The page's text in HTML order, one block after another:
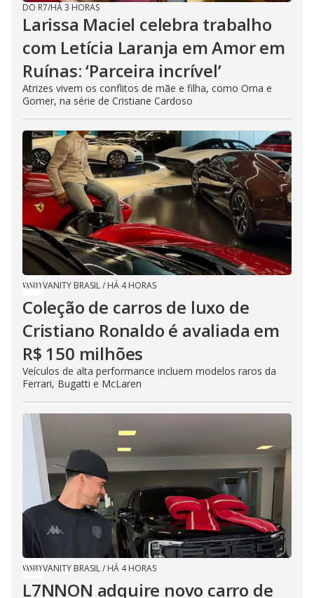
DO R7/HÁ 3 HORAS
Larissa Maciel celebra trabalho
com Letícia Laranja em Amor em
Ruínas: ‘Parceira incrível’
Atrizes vivem os conflitos de mãe e filha, como Orna e
Gomer, na série de Cristiane Cardoso
VANITY BRASIL/ HÁ 4 HORAS
Coleção de carros de luxo de
Cristiano Ronaldo é avaliada em
R$ 150 milhões
Veículos de alta performance incluem modelos raros da
Ferrari, Bugatti e McLaren
VANITY BRASIL/ HÁ 4 HORAS
L7NNON adquire novo carro de